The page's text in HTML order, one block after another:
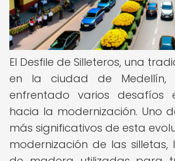
El Desfile de Silleteros, una
en la ciudad de Medellín,
enfrentado varios desafíos
hacia la modernización. Uno
más significativos de esta
modernización de las silletas,